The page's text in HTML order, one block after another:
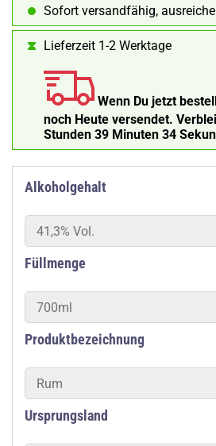
Sofort versandfähig,
Lieferzeit 1-2 Werktage
Wenn Du jetzt
noch Heute versendet.
Stunden 39 Minuten 33
Alkoholgehalt
41,3% Vol.
Füllmenge
700ml
Produktbezeichnung
Rum
Ursprungsland